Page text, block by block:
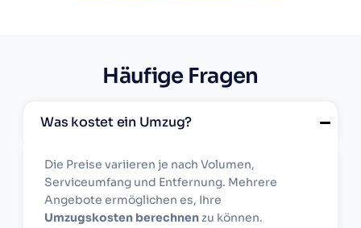
Häufige Fragen
Was kostet ein Umzug?
Die Preise variieren je nach Volumen,
Serviceumfang und Entfernung. Mehrere
Angebote ermöglichen es, Ihre
Umzugskosten berechnenzu können.